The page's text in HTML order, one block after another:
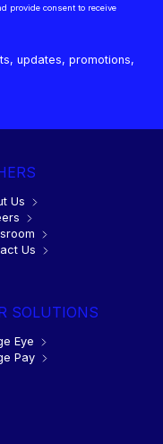
provide consent to receive
updates, promotions,
Us
Us
SOLUTIONS
Eye
Pay